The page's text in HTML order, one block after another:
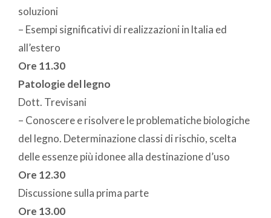
soluzioni
– Esempi significativi di realizzazioni in ltalia ed
all’estero
Ore 11.30
Patologie del legno
Dott. Trevisani
– Conoscere e risolvere le problematiche biologiche
del legno. Determinazione classi di rischio, scelta
delle essenze più idonee alla destinazione d’uso
Ore 12.30
Discussione sulla prima parte
Ore 13.00